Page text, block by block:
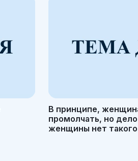
В принципе,
промолчать, но
женщины нет